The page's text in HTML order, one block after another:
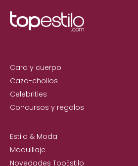
Cara y cuerpo
Caza-chollos
Celebrities
Concursos y regalos
Estilo & Moda
Maquillaje
Novedades TopEstilo